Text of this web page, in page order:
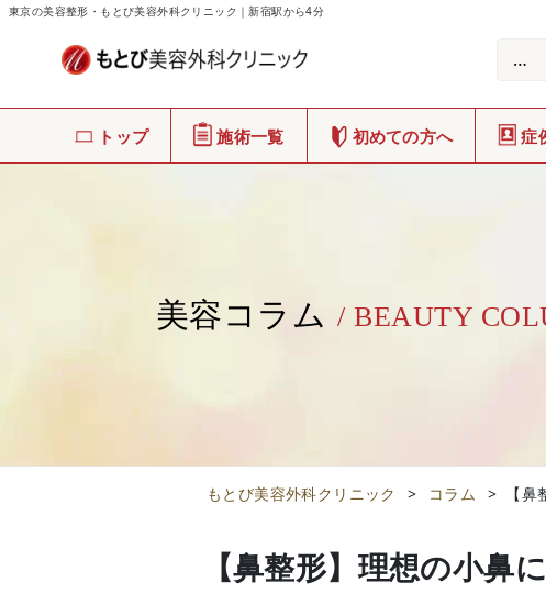
東京の美容整形・もとび美容外科クリニック｜新宿駅から4分
トップ 施術一覧 初めての方へ 症
美容コラム / BEAUTY
もとび美容外科クリニック > コラム > 【
【鼻整形】理想の小鼻